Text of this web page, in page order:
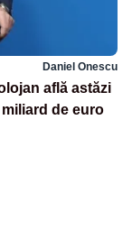
Daniel Onescu
află astăzi
de euro